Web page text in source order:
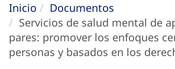
Inicio
Documentos
Servicios de salud mental de
pares: promover los enfoques
personas y basados en los